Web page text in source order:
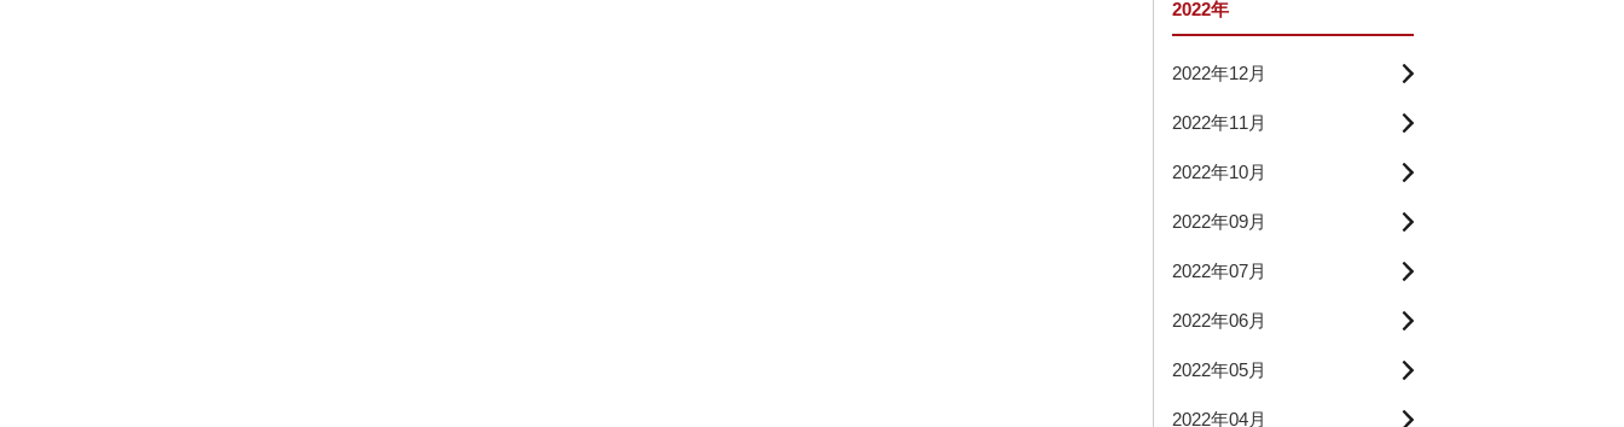
2022年
2022年12月
2022年11月
2022年10月
2022年09月
2022年07月
2022年06月
2022年05月
2022年04月